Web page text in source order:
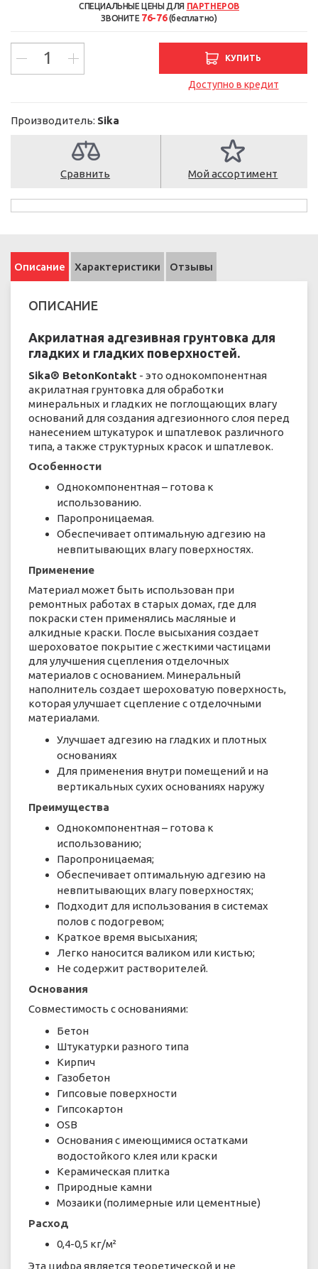
СПЕЦИАЛЬНЫЕ ЦЕНЫ ДЛЯ ПАРТНЕРОВ
ЗВОНИТЕ 76-76(бесплатно)
КУПИТЬ
Доступно в кредит
Производитель: Sika
Сравнить Мой ассортимент
Описание Характеристики Отзывы
ОПИСАНИЕ
Акрилатная адгезивная грунтовка для
гладких и гладких поверхностей.
Sika® BetonKontakt - это однокомпонентная
акрилатная грунтовка для обработки
минеральных и гладких не поглощающих влагу
оснований для создания адгезионного слоя перед
нанесением штукатурок и шпатлевок различного
типа, а также структурных красок и шпатлевок.
Особенности
Однокомпонентная – готова к
использованию.
Паропроницаемая.
Обеспечивает оптимальную адгезию на
невпитывающих влагу поверхностях.
Применение
Материал может быть использован при
ремонтных работах в старых домах, где для
покраски стен применялись масляные и
алкидные краски. После высыхания создает
шероховатое покрытие с жесткими частицами
для улучшения сцепления отделочных
материалов с основанием. Минеральный
наполнитель создает шероховатую поверхность,
которая улучшает сцепление с отделочными
материалами.
Улучшает адгезию на гладких и плотных
основаниях
Для применения внутри помещений и на
вертикальных сухих основаниях наружу
Преимущества
Однокомпонентная – готова к
использованию;
Паропроницаемая;
Обеспечивает оптимальную адгезию на
невпитывающих влагу поверхностях;
Подходит для использования в системах
полов с подогревом;
Краткое время высыхания;
Легко наносится валиком или кистью;
Не содержит растворителей.
Основания
Совместимость с основаниями:
Бетон
Штукатурки разного типа
Кирпич
Газобетон
Гипсовые поверхности
Гипсокартон
ОSB
Основания с имеющимися остатками
водостойкого клея или краски
Керамическая плитка
Природные камни
Мозаики (полимерные или цементные)
Расход
0,4-0,5 кг/м²
Эта цифра является теоретической и не